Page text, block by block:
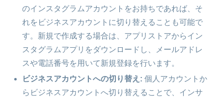
のインスタグラムアカウントをお持ちであれば、そ
れをビジネスアカウントに切り替えることも可能で
す。新規で作成する場合は、アプリストアからイン
スタグラムアプリをダウンロードし、メールアドレ
スや電話番号を用いて新規登録を行います。
ビジネスアカウントへの切り替え: 個人アカウントか
らビジネスアカウントへ切り替えることで、インサ